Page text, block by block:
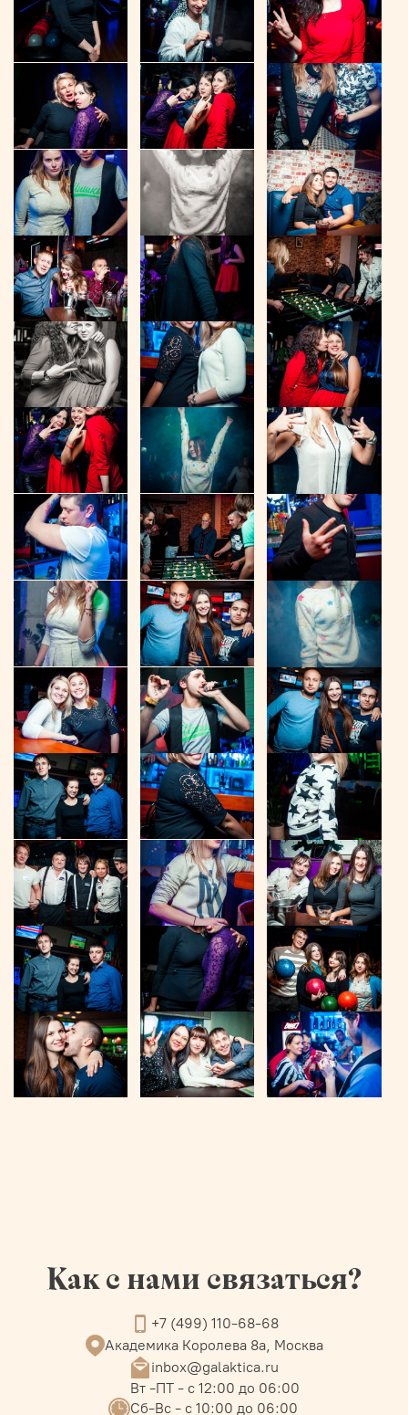
Как с нами связаться?
+7 (499) 110-68-68
Академика Королева 8а, Москва
inbox@galaktica.ru
Вт -ПТ - с 12:00 до 06:00
Сб-Вс - с 10:00 до 06:00